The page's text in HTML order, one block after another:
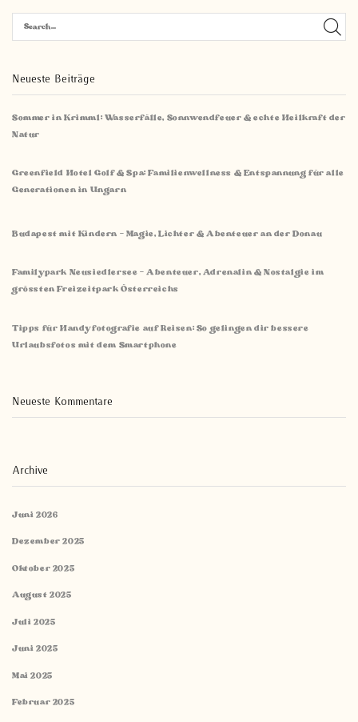
Neueste Beiträge
Sommer in Krimml: Wasserfälle, Sonnwendfeuer & echte Heilkraft der
Natur
Greenfield Hotel Golf & Spa: Familienwellness & Entspannung für alle
Generationen in Ungarn
Budapest mit Kindern – Magie, Lichter & Abenteuer an der Donau
Familypark Neusiedlersee – Abenteuer, Adrenalin & Nostalgie im
grössten Freizeitpark Österreichs
Tipps für Handyfotografie auf Reisen: So gelingen dir bessere
Urlaubsfotos mit dem Smartphone
Neueste Kommentare
Archive
Juni 2026
Dezember 2025
Oktober 2025
August 2025
Juli 2025
Juni 2025
Mai 2025
Februar 2025